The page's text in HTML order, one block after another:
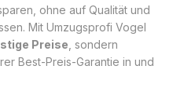
ohne auf Qualität und
Mit Umzugsprofi Vogel
Preise , sondern
Best-Preis-Garantie in und